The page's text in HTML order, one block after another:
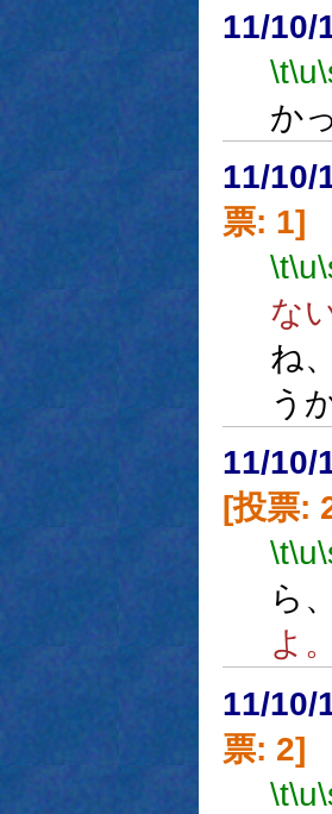
11/10/
\t\u
か
11/10/
票: 1]
\t\u
な
ね
う
11/10/
[投票:
\t\u
ら、
よ。
11/10/
票: 2]
\t\u